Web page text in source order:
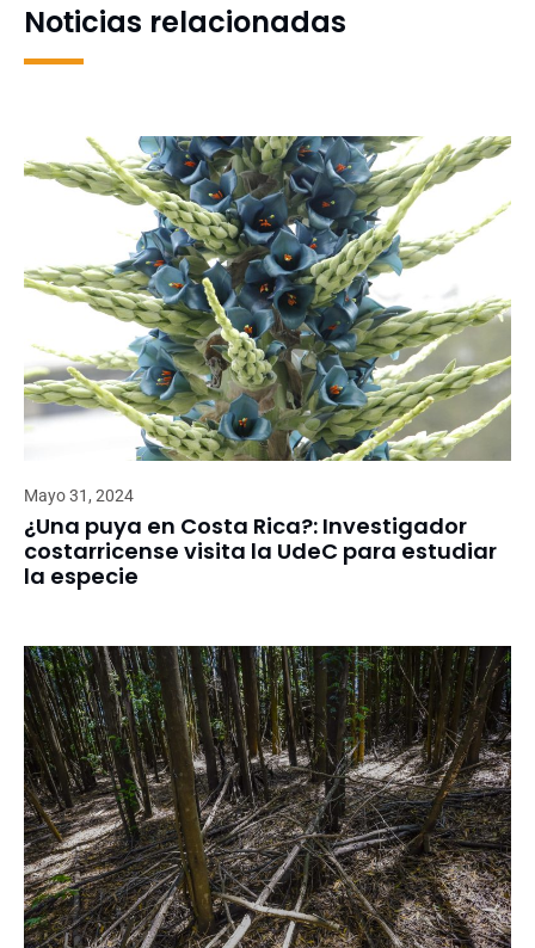
Noticias relacionadas
Mayo 31, 2024
¿Una puya en Costa Rica?: Investigador
costarricense visita la UdeC para estudiar
la especie